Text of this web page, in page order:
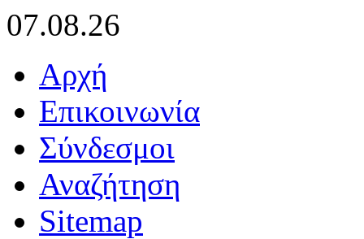
07.08.26
Αρχή
Επικοινωνία
Σύνδεσμοι
Αναζήτηση
Sitemap